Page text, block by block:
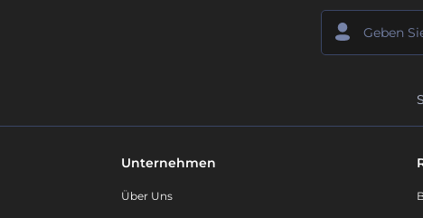
Unternehmen
Über Uns